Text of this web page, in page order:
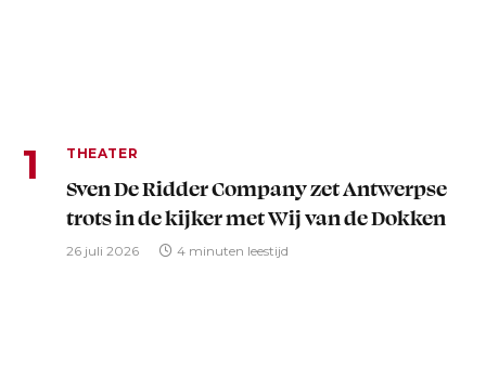
THEATER
Sven De Ridder Company zet Antwerpse
trots in de kijker met Wij van de Dokken
26 juli 2026 4 minuten leestijd